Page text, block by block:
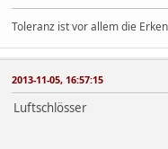
Toleranz ist vor allem die
2013-11-05, 16:57:15
Luftschlösser